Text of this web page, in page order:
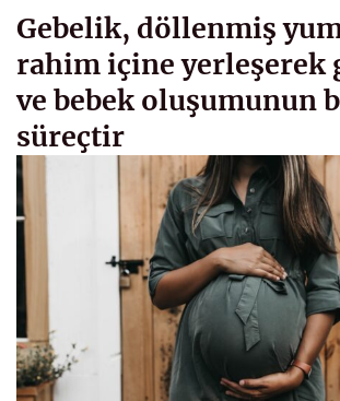
Gebelik, döllenmiş
rahim içine yerleşerek
ve bebek oluşumunun
süreçtir